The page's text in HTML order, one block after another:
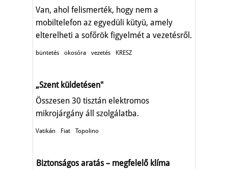
Van, ahol felismerték, hogy nem a
mobiltelefon az egyedüli kütyü, amely
elterelheti a sofőrök figyelmét a vezetésről.
büntetés okosóra vezetés KRESZ
„Szent küldetésen"
Összesen 30 tisztán elektromos
mikrojárgány áll szolgálatba.
Vatikán Fiat Topolino
Biztonságos aratás – megfelelő klíma